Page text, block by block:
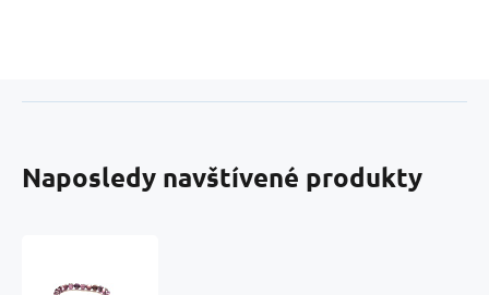
Naposledy navštívené produkty